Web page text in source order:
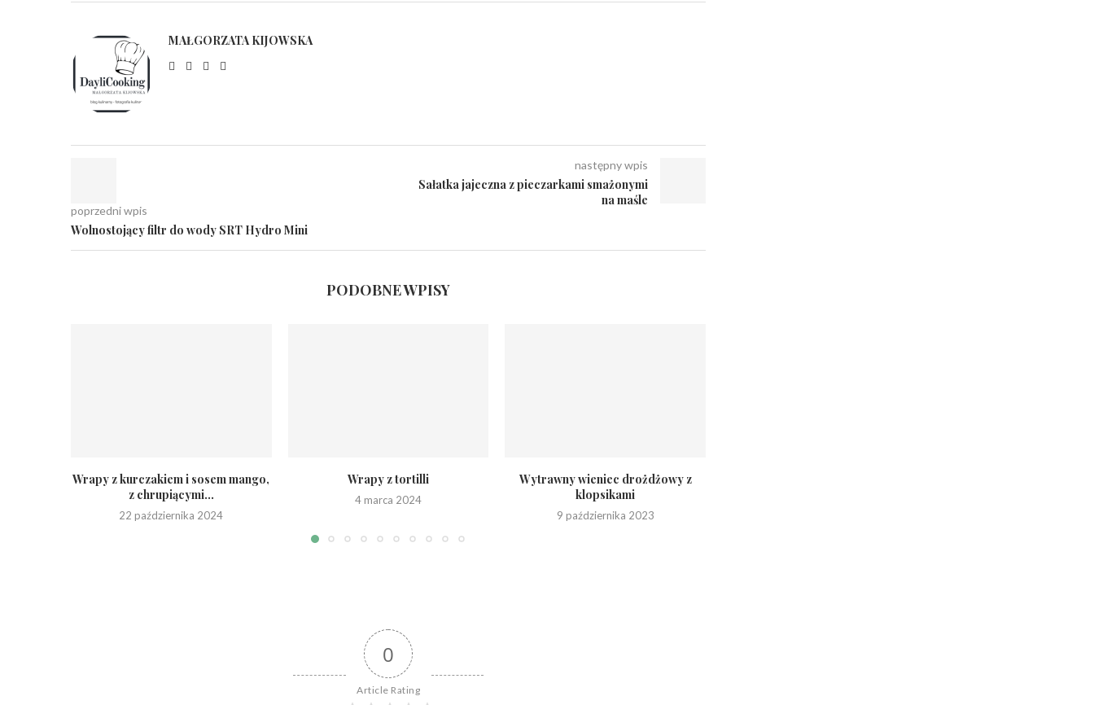
MAŁGORZATA KIJOWSKA
poprzedni wpis
Wolnostojący filtr do wody SRT Hydro Mini
następny wpis
Sałatka jajeczna z pieczarkami smażonymi
na maśle
PODOBNE WPISY
Wrapy z kurczakiem i sosem mango,
z chrupiącymi...
22 października 2024
Wrapy z tortilli
4 marca 2024
Wytrawny wieniec drożdżowy z
klopsikami
9 października 2023
0
Article Rating